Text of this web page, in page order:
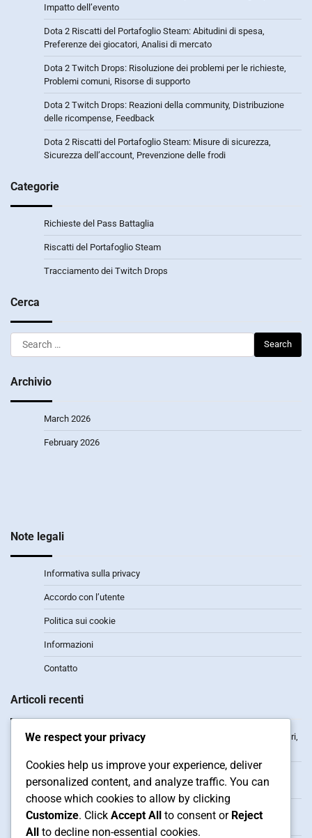
Impatto dell’evento
Dota 2 Riscatti del Portafoglio Steam: Abitudini di spesa,
Preferenze dei giocatori, Analisi di mercato
Dota 2 Twitch Drops: Risoluzione dei problemi per le richieste,
Problemi comuni, Risorse di supporto
Dota 2 Twitch Drops: Reazioni della community, Distribuzione
delle ricompense, Feedback
Dota 2 Riscatti del Portafoglio Steam: Misure di sicurezza,
Sicurezza dell’account, Prevenzione delle frodi
Categorie
Richieste del Pass Battaglia
Riscatti del Portafoglio Steam
Tracciamento dei Twitch Drops
Cerca
Search
for:
Archivio
March 2026
February 2026
Note legali
Informativa sulla privacy
Accordo con l’utente
Politica sui cookie
Informazioni
Contatto
Articoli recenti
Dota 2 Twitch Drops: Analisi dei drop, Statistiche degli spettatori,
Dota 2 Riscatti del Portafoglio Steam: Abitudini di spesa,
Preferenze dei giocatori, Analisi di mercato
Dota 2 Twitch Drops: Risoluzione dei problemi per le richieste,
Problemi comuni, Risorse di supporto
We respect your privacy
Cookies help us improve your experience, deliver
personalized content, and analyze traffic. You can
choose which cookies to allow by clicking
Customize. Click Accept All to consent or Reject
All to decline non-essential cookies.